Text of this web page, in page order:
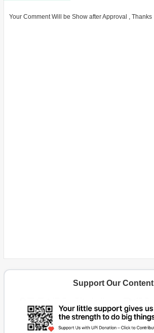
Your Comment Will be Show after Approval , Thanks
Support Our Content